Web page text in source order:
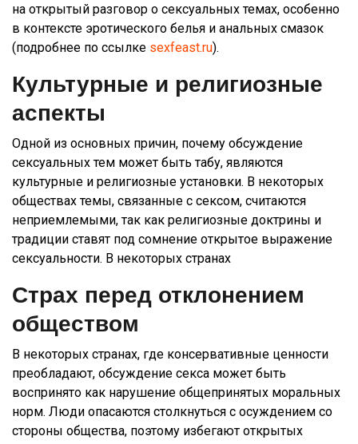
на открытый разговор о сексуальных темах, особенно
в контексте эротического белья и анальных смазок
(подробнее по ссылке sexfeast.ru).
Культурные и религиозные
аспекты
Одной из основных причин, почему обсуждение
сексуальных тем может быть табу, являются
культурные и религиозные установки. В некоторых
обществах темы, связанные с сексом, считаются
неприемлемыми, так как религиозные доктрины и
традиции ставят под сомнение открытое выражение
сексуальности. В некоторых странах
Страх перед отклонением
обществом
В некоторых странах, где консервативные ценности
преобладают, обсуждение секса может быть
воспринято как нарушение общепринятых моральных
норм. Люди опасаются столкнуться с осуждением со
стороны общества, поэтому избегают открытых